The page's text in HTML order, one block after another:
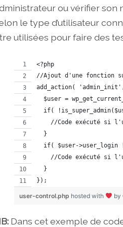
ou vérifier son
le type d’utilisateur
utilisées pour faire des
<?php
//Ajout d'une fonction
add_action(
$user =
if(
//Code exécuté si
  }
if( $user->user_login
//Code exécuté si
  }
});
user-control.php hosted with by
Dans cet exemple de